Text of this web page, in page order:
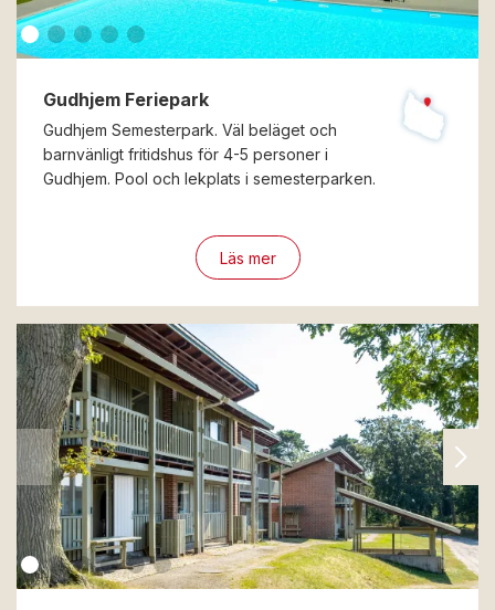
Gudhjem Feriepark
Gudhjem Semesterpark. Väl beläget och
barnvänligt fritidshus för 4-5 personer i
Gudhjem. Pool och lekplats i semesterparken.
Läs mer